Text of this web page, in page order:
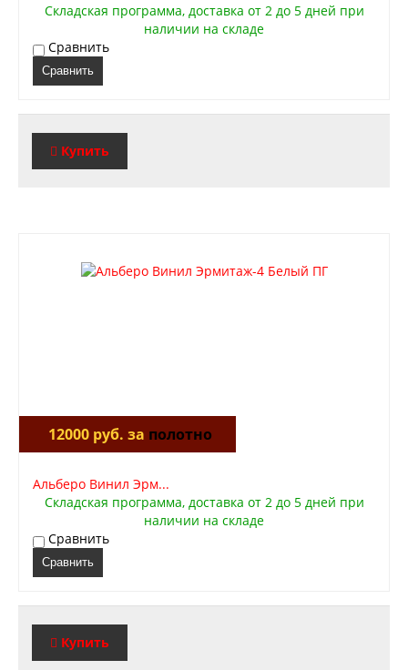
Складская программа, доставка от 2 до 5 дней при
наличии на складе
Сравнить
Сравнить
Купить
12000 руб. за полотно
Альберо Винил Эрм...
Складская программа, доставка от 2 до 5 дней при
наличии на складе
Сравнить
Сравнить
Купить